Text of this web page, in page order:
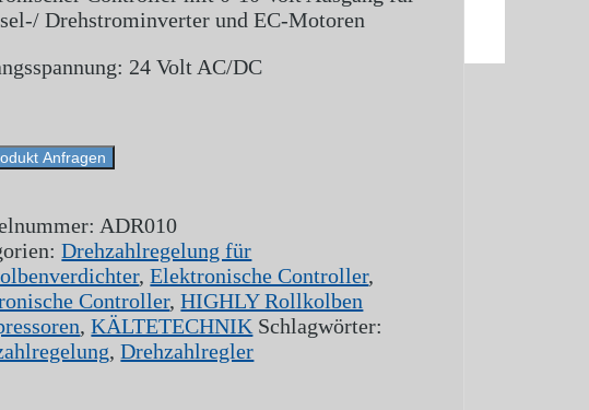
Drehstrominverter und EC-Motoren
24 Volt AC/DC
Anfragen
ADR010
Drehzahlregelung für
,Elektronische Controller,
Controller,HIGHLY Rollkolben
,KÄLTETECHNIK Schlagwörter:
,Drehzahlregler